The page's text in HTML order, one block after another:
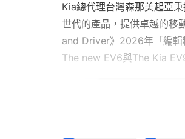
Kia總代理台灣森那美起亞
世代的產品，提供卓越的移
and Driver》2026年「編輯
The new EV6與The Kia